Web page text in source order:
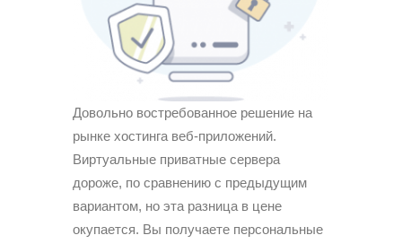
Довольно востребованное решение на
рынке хостинга веб-приложений.
Виртуальные приватные сервера
дороже, по сравнению с предыдущим
вариантом, но эта разница в цене
окупается. Вы получаете персональные